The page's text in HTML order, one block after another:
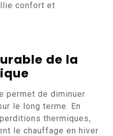
confort et
de la
permet de diminuer
le long terme. En
thermiques,
le chauffage en hiver